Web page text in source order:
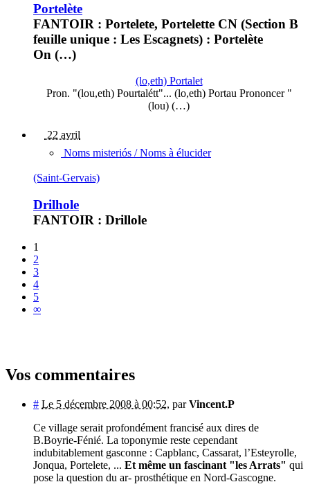
Portelète
FANTOIR : Portelete, Portelette CN (Section B
feuille unique : Les Escagnets) : Portelète
On (…)
(lo,eth) Portalet
Pron. "(lou,eth) Pourtalétt"... (lo,eth) Portau Prononcer "
(lou) (…)
22 avril
Noms misteriós / Noms à élucider
(Saint-Gervais)
Drilhole
FANTOIR : Drillole
1
2
3
4
5
∞
Vos commentaires
# Le 5 décembre 2008 à 00:52, parVincent.P
Ce village serait profondément francisé aux dires de
B.Boyrie-Fénié. La toponymie reste cependant
indubitablement gasconne : Capblanc, Cassarat, l’Esteyrolle,
Jonqua, Portelete, ... Et même un fascinant "les Arrats" qui
pose la question du ar- prosthétique en Nord-Gascogne.